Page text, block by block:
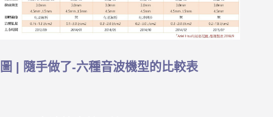
圖 | 隨手做了-六種音波機型的比較表